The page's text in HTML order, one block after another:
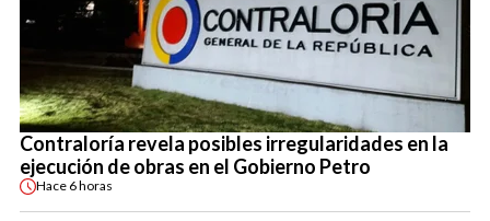
Contraloría revela posibles irregularidades en la
ejecución de obras en el Gobierno Petro
Hace 6 horas